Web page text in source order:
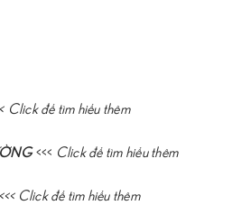
Click để tìm hiểu thêm
<<< Click để tìm hiểu thêm
<<< Click để tìm hiểu thêm